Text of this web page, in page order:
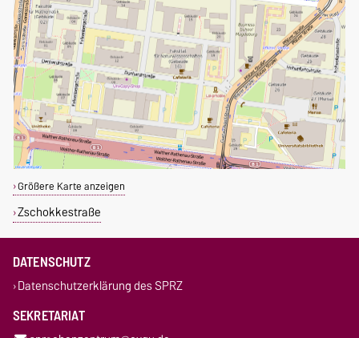
Größere Karte anzeigen
Zschokkestraße
DATENSCHUTZ
Datenschutzerklärung des SPRZ
SEKRETARIAT